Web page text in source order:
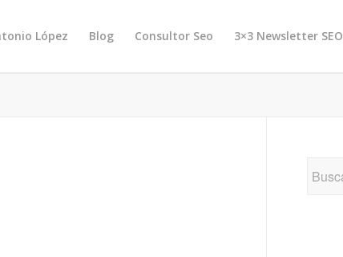
López Blog Consultor Seo 3×3 Newsletter SEO